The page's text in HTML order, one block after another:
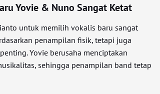
Yovie & Nuno Sangat Ketat
untuk memilih vokalis baru sangat
penampilan fisik, tetapi juga
Yovie berusaha menciptakan
sehingga penampilan band tetap